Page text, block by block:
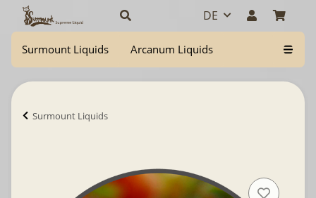
DE
Surmount Liquids Arcanum Liquids
Surmount Liquids